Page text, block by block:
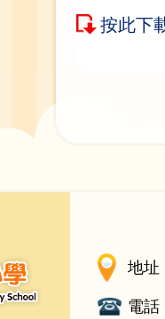
按此下
地址
電話